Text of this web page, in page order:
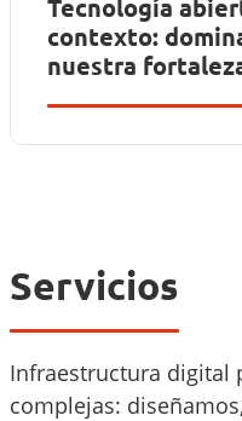
Tecnología
contexto:
nuestra
Servicios
Infraestructura digital
complejas: